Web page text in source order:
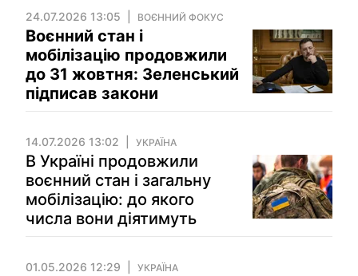
24.07.2026 13:05 ВОЄННИЙ ФОКУС
Воєнний стан і
мобілізацію продовжили
до 31 жовтня: Зеленський
підписав закони
14.07.2026 13:02 УКРАЇНА
В Україні продовжили
воєнний стан і загальну
мобілізацію: до якого
числа вони діятимуть
01.05.2026 12:29 УКРАЇНА